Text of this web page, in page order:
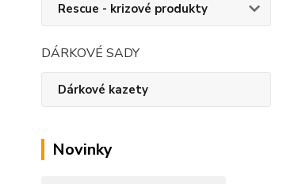
Rescue - krizové produkty
DÁRKOVÉ SADY
Dárkové kazety
Novinky